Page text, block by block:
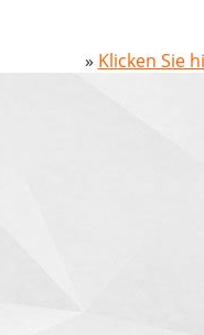
» Klicken Sie